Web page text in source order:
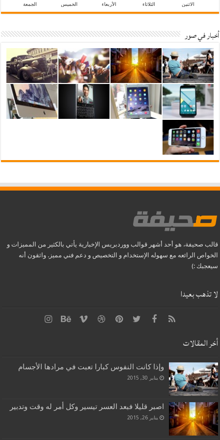
الاثنين الثلاثاء الأربعاء الخميس الجمعة
أخبار في صور
قالب صحيفة، هو أحد أشهر قوالب ووردبريس الإخبارية يأتي بالكثير من المميزات و
الخواص الرائعه مع سهوله الإستخدام و التخصيص و دعم فني مميز. واثقون أنه
سيعجبك :)
لا تذهب بعيدا
أخر المقالات
وإذا كانت النفوس كبارا تعبت في مرادها الأجسام
يناير 30, 2015
اصبر قليلا فبعد العسر تيسير وكل أمر له وقت وتدبير
يناير 26, 2015